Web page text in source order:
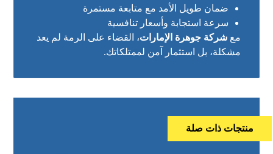
ضمان طويل الأمد مع متابعة مستمرة
سرعة استجابة وأسعار تنافسية
معشركة جوهرة الإمارات، القضاء على الرمة لم يعد
مشكلة، بل استثمار آمن لممتلكاتك.
منتجات ذات صلة